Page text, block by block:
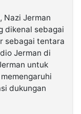
Nazi Jerman
dikenal sebagai
sebagai tentara
Jerman di
untuk
dukungan